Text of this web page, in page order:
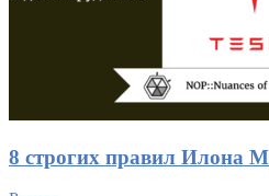
8 строгих правил Илона